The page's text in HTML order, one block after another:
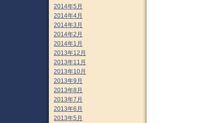
2014年5月
2014年4月
2014年3月
2014年2月
2014年1月
2013年12月
2013年11月
2013年10月
2013年9月
2013年8月
2013年7月
2013年6月
2013年5月